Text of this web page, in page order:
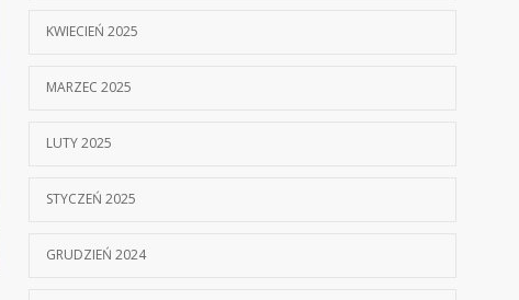
KWIECIEŃ 2025
MARZEC 2025
LUTY 2025
STYCZEŃ 2025
GRUDZIEŃ 2024